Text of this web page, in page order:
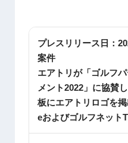
プレスリリース日：
案件
エアトリが「ゴルフ
メント2022」に協賛
板にエアトリロゴを
eおよびゴルフネット